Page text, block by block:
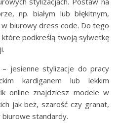
np. białym lub błękitnym,
biurowy dress code. Do tego
podkreślą twoją sylwetkę
– jesienne stylizacje do pracy
kardiganem lub lekkim
online znajdziesz modele w
jak beż, szarość czy granat,
standardy.